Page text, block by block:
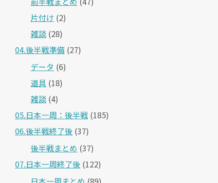
片付け (2)
雑談 (28)
04.後半戦準備 (27)
データ (6)
道具 (18)
雑談 (4)
05.日本一周：後半戦 (185)
06.後半戦終了後 (37)
後半戦まとめ (37)
07.日本一周終了後 (122)